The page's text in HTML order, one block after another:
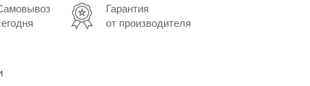
Гарантия
от производителя